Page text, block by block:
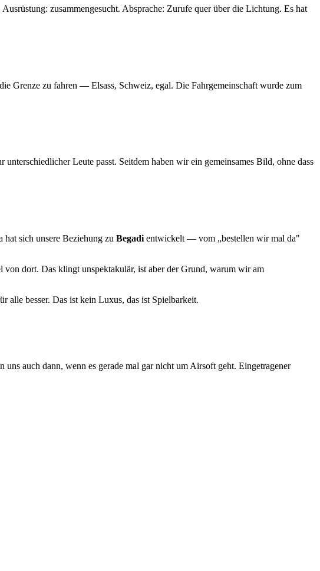
zusammengesucht. Absprache: Zurufe quer über die Lichtung. Es hat
Grenze zu fahren — Elsass, Schweiz, egal. Die Fahrgemeinschaft wurde zum
Leute passt. Seitdem haben wir ein gemeinsames Bild, ohne dass
sich unsere Beziehung zu Begadientwickelt — vom „bestellen wir mal da"
dort. Das klingt unspektakulär, ist aber der Grund, warum wir am
alle besser. Das ist kein Luxus, das ist Spielbarkeit.
auch dann, wenn es gerade mal gar nicht um Airsoft geht. Eingetragener